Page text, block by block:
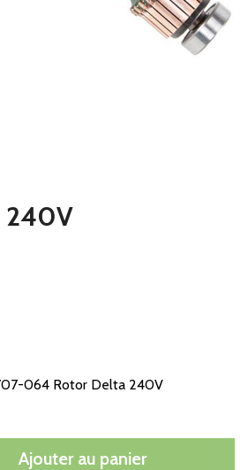
240V
064 Rotor Delta 240V
Ajouter au panier